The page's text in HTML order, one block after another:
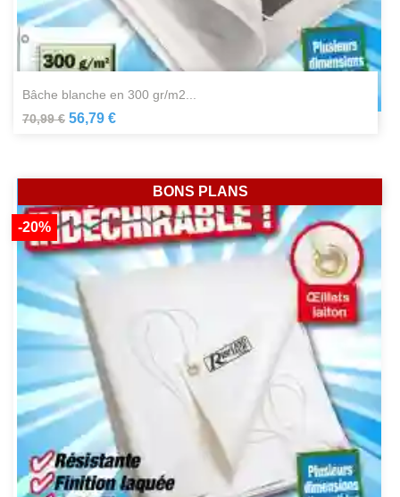
bâche blanche en 300 gr/m2...
70,99 € 56,79 €
-20%
BONS PLANS